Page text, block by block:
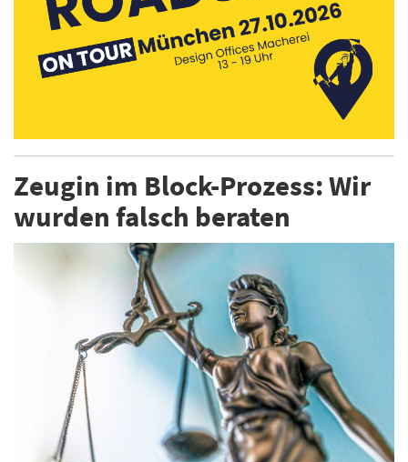
Zeugin im Block-Prozess: Wir
wurden falsch beraten